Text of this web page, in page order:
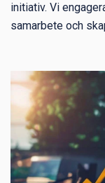
initiativ. Vi
samarbete och